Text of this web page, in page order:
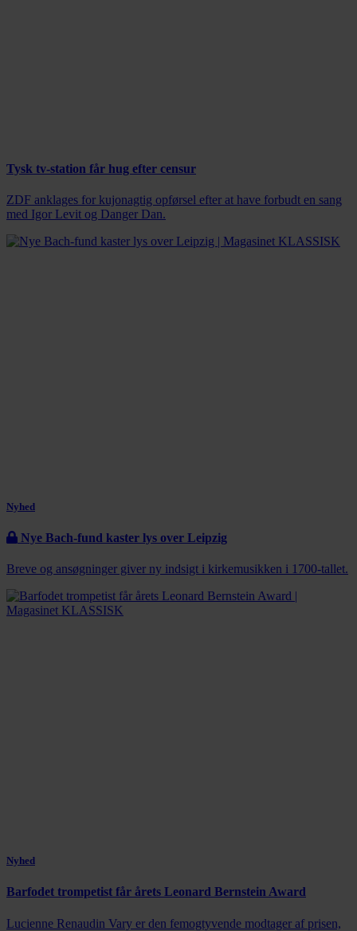
Tysk tv-station får hug efter censur
ZDF anklages for kujonagtig opførsel efter at have forbudt en sang
med Igor Levit og Danger Dan.
Nyhed
Nye Bach-fund kaster lys over Leipzig
Breve og ansøgninger giver ny indsigt i kirkemusikken i 1700-tallet.
Nyhed
Barfodet trompetist får årets Leonard Bernstein Award
Lucienne Renaudin Vary er den femogtyvende modtager af prisen,